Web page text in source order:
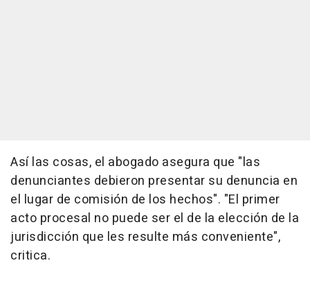
Así las cosas, el abogado asegura que "las
denunciantes debieron presentar su denuncia en
el lugar de comisión de los hechos". "El primer
acto procesal no puede ser el de la elección de la
jurisdicción que les resulte más conveniente",
critica.